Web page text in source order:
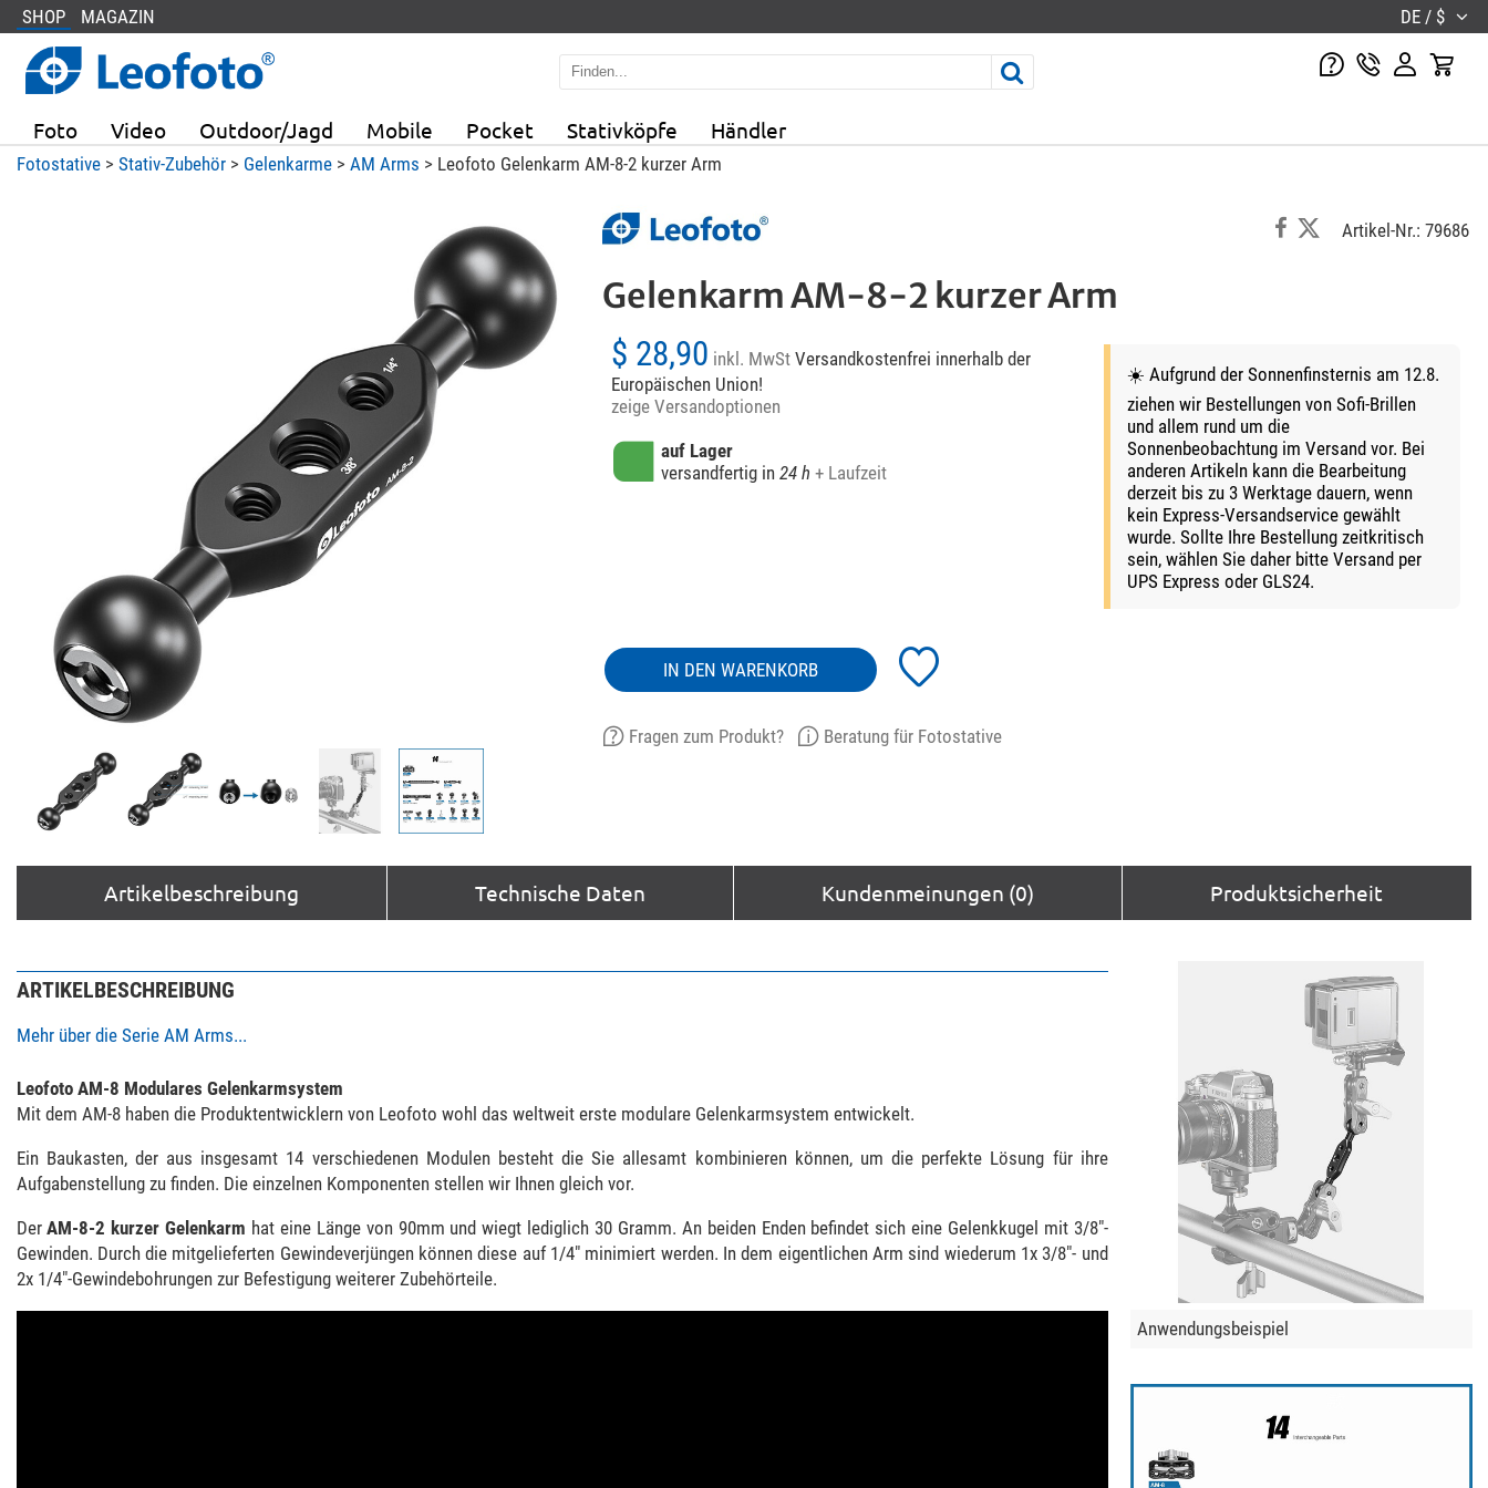
SHOP MAGAZIN DE / $
Foto Video Outdoor/Jagd Mobile Pocket Stativköpfe Händler
Fotostative> Stativ-Zubehör> Gelenkarme> AM Arms > Leofoto Gelenkarm AM-8-2 kurzer Arm
Artikel-Nr.: 79686
Gelenkarm AM-8-2 kurzer Arm
$ 28,90 inkl. MwStVersandkostenfrei innerhalb der
Europäischen Union!
zeige Versandoptionen
auf Lager
versandfertig in 24 h + Laufzeit
☀️ Aufgrund der Sonnenfinsternis am 12.8.
ziehen wir Bestellungen von Sofi-Brillen
und allem rund um die
Sonnenbeobachtung im Versand vor. Bei
anderen Artikeln kann die Bearbeitung
derzeit bis zu 3 Werktage dauern, wenn
kein Express-Versandservice gewählt
wurde. Sollte Ihre Bestellung zeitkritisch
sein, wählen Sie daher bitte Versand per
UPS Express oder GLS24.
IN DEN WARENKORB
Fragen zum Produkt? Beratung für Fotostative
Artikelbeschreibung Technische Daten Kundenmeinungen (0) Produktsicherheit
ARTIKELBESCHREIBUNG
Mehr über die Serie AM Arms...
Leofoto AM-8 Modulares Gelenkarmsystem
Mit dem AM-8 haben die Produktentwicklern von Leofoto wohl das weltweit erste modulare Gelenkarmsystem entwickelt.
Ein Baukasten, der aus insgesamt 14 verschiedenen Modulen besteht die Sie allesamt kombinieren können, um die perfekte Lösung für ihre
Aufgabenstellung zu finden. Die einzelnen Komponenten stellen wir Ihnen gleich vor.
DerAM-8-2 kurzer Gelenkarm hat eine Länge von 90mm und wiegt lediglich 30 Gramm. An beiden Enden befindet sich eine Gelenkkugel mit 3/8"-
Gewinden. Durch die mitgelieferten Gewindeverjüngen können diese auf 1/4" minimiert werden. In dem eigentlichen Arm sind wiederum 1x 3/8"- und
2x 1/4"-Gewindebohrungen zur Befestigung weiterer Zubehörteile.
Anwendungsbeispiel